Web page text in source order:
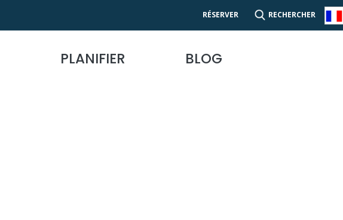
RÉSERVER RECHERCHER
PLANIFIER BLOG